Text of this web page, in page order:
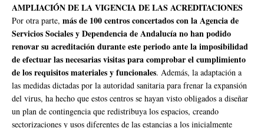
AMPLIACIÓN DE LA VIGENCIA DE LAS ACREDITACIONES
Por otra parte, más de 100 centros concertados con la Agencia de
Servicios Sociales y Dependencia de Andalucía no han podido
renovar su acreditación durante este periodo ante la imposibilidad
de efectuar las necesarias visitas para comprobar el cumplimiento
de los requisitos materiales y funcionales. Además, la adaptación a
las medidas dictadas por la autoridad sanitaria para frenar la expansión
del virus, ha hecho que estos centros se hayan visto obligados a diseñar
un plan de contingencia que redistribuya los espacios, creando
sectorizaciones y usos diferentes de las estancias a los inicialmente